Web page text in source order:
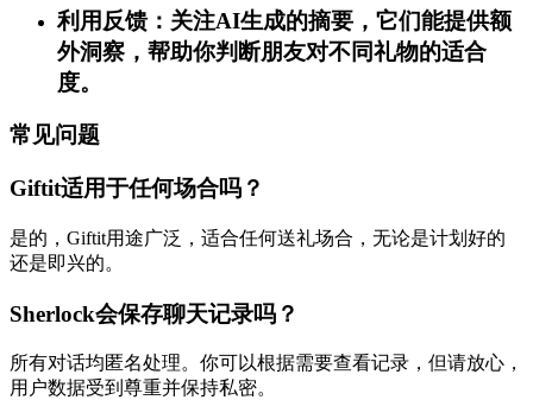
利用反馈：关注AI生成的摘要，它们能提供额
外洞察，帮助你判断朋友对不同礼物的适合
度。
常见问题
Giftit适用于任何场合吗？
是的，Giftit用途广泛，适合任何送礼场合，无论是计划好的
还是即兴的。
Sherlock会保存聊天记录吗？
所有对话均匿名处理。你可以根据需要查看记录，但请放心，
用户数据受到尊重并保持私密。